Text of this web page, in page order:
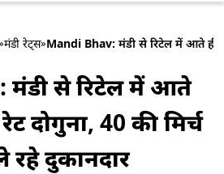
मंडी रेट्स»Mandi Bhav: मंडी से रिटेल में आते ही
मंडी से रिटेल में आते
दोगुना, 40 की मिर्च
दुकानदार